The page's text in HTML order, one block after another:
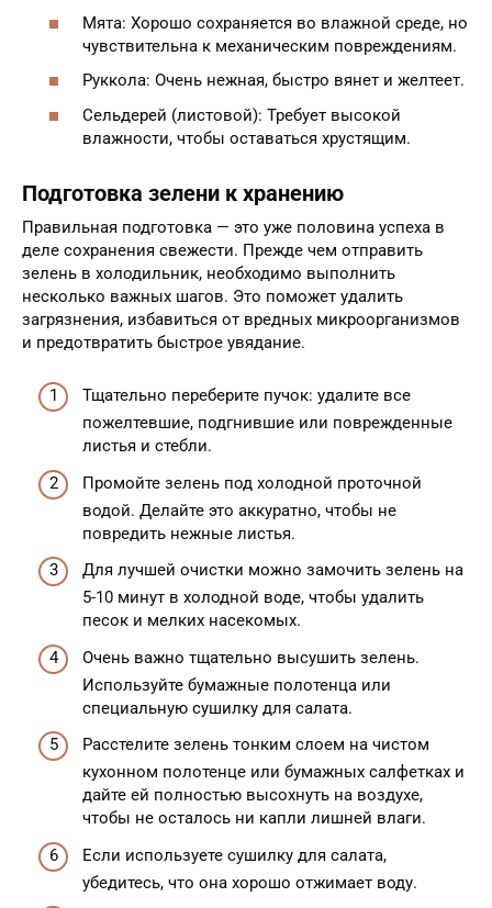
Мята: Хорошо сохраняется во влажной среде, но
чувствительна к механическим повреждениям.
Руккола: Очень нежная, быстро вянет и желтеет.
Сельдерей (листовой): Требует высокой
влажности, чтобы оставаться хрустящим.
Подготовка зелени к хранению
Правильная подготовка — это уже половина успеха в
деле сохранения свежести. Прежде чем отправить
зелень в холодильник, необходимо выполнить
несколько важных шагов. Это поможет удалить
загрязнения, избавиться от вредных микроорганизмов
и предотвратить быстрое увядание.
Тщательно переберите пучок: удалите все
пожелтевшие, подгнившие или поврежденные
листья и стебли.
Промойте зелень под холодной проточной
водой. Делайте это аккуратно, чтобы не
повредить нежные листья.
Для лучшей очистки можно замочить зелень на
5-10 минут в холодной воде, чтобы удалить
песок и мелких насекомых.
Очень важно тщательно высушить зелень.
Используйте бумажные полотенца или
специальную сушилку для салата.
Расстелите зелень тонким слоем на чистом
кухонном полотенце или бумажных салфетках и
дайте ей полностью высохнуть на воздухе,
чтобы не осталось ни капли лишней влаги.
Если используете сушилку для салата,
убедитесь, что она хорошо отжимает воду.